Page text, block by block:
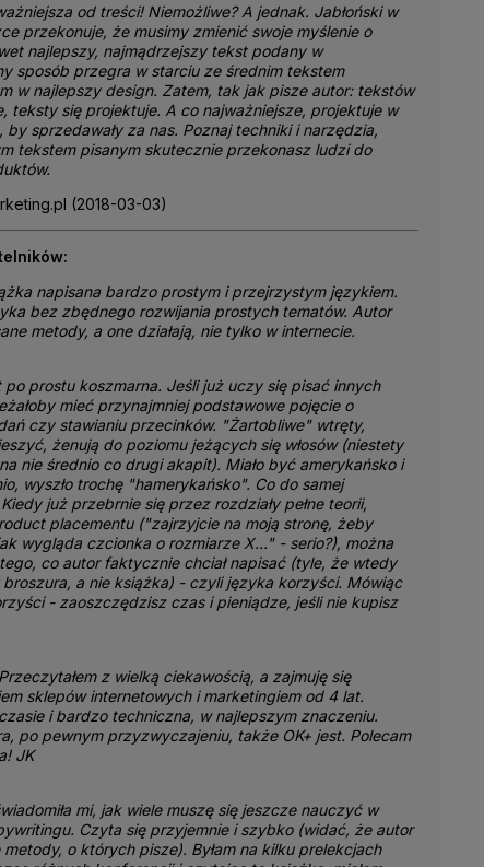
od treści! Niemożliwe? A jednak. Jabłoński w
przekonuje, że musimy zmienić swoje myślenie o
najlepszy, najmądrzejszy tekst podany w
sposób przegra w starciu ze średnim tekstem
w najlepszy design. Zatem, tak jak pisze autor: tekstów
teksty się projektuje. A co najważniejsze, projektuje w
by sprzedawały za nas. Poznaj techniki i narzędzia,
tekstem pisanym skutecznie przekonasz ludzi do
(2018-03-03)
napisana bardzo prostym i przejrzystym językiem.
bez zbędnego rozwijania prostych tematów. Autor
metody, a one działają, nie tylko w internecie.
po prostu koszmarna. Jeśli już uczy się pisać innych
mieć przynajmniej podstawowe pojęcie o
czy stawianiu przecinków. "Żartobliwe" wtręty,
żenują do poziomu jeżących się włosów (niestety
nie średnio co drugi akapit). Miało być amerykańsko i
wyszło trochę "hamerykańsko". Co do samej
już przebrnie się przez rozdziały pełne teorii,
placementu ("zajrzyjcie na moją stronę, żeby
wygląda czcionka o rozmiarze X..." - serio?), można
co autor faktycznie chciał napisać (tyle, że wtedy
broszura, a nie książka) - czyli języka korzyści. Mówiąc
- zaoszczędzisz czas i pieniądze, jeśli nie kupisz
z wielką ciekawością, a zajmuję się
sklepów internetowych i marketingiem od 4 lat.
i bardzo techniczna, w najlepszym znaczeniu.
po pewnym przyzwyczajeniu, także OK+ jest. Polecam
JK
mi, jak wiele muszę się jeszcze nauczyć w
Czyta się przyjemnie i szybko (widać, że autor
metody, o których pisze). Byłam na kilku prelekcjach